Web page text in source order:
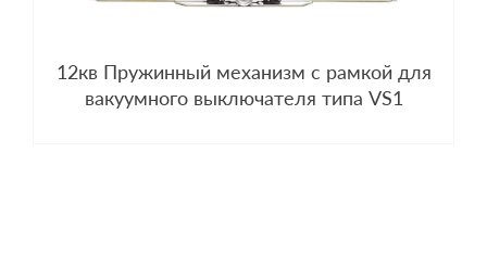
12кв Пружинный механизм с рамкой для
вакуумного выключателя типа VS1